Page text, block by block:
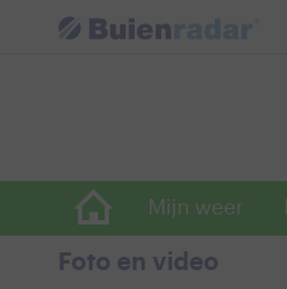
Mijn weer
Foto en video